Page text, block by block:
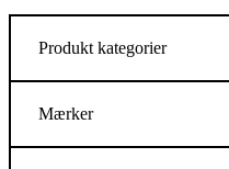
Produkt kategorier
Mærker